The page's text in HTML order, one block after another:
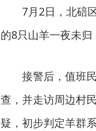
7月2日，北碚
的8只山羊一夜未归
接警后，值班
查，并走访周边村
疑，初步判定羊群